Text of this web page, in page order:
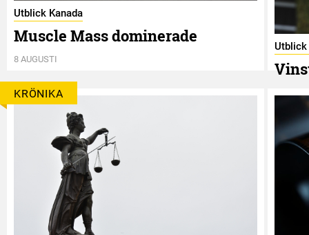
Utblick Kanada
Muscle Mass dominerade
8 AUGUSTI
Utblick
KRÖNIKA